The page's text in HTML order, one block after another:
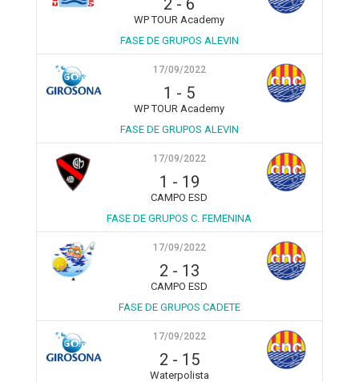
2 - 6
WP TOUR Academy
FASE DE GRUPOS ALEVIN
17/09/2022
1 - 5
WP TOUR Academy
FASE DE GRUPOS ALEVIN
17/09/2022
1 - 19
CAMPO ESD
FASE DE GRUPOS C. FEMENINA
17/09/2022
2 - 13
CAMPO ESD
FASE DE GRUPOS CADETE
17/09/2022
2 - 15
Waterpolista